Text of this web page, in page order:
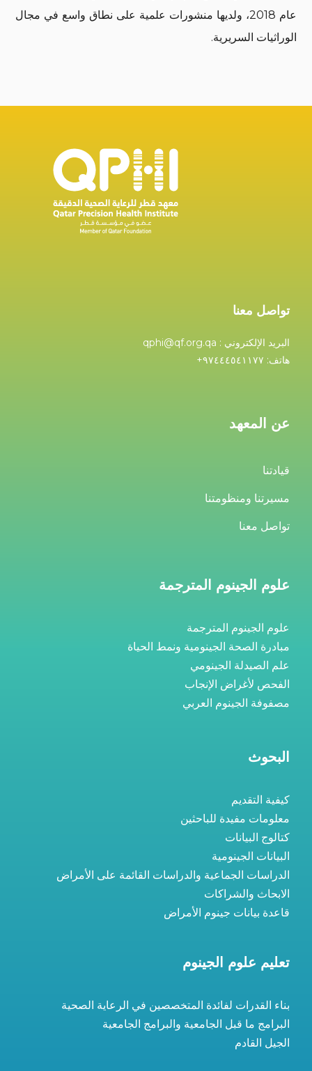
عام 2018، ولديها منشورات علمية على نطاق واسع في مجال
الوراثيات السريرية.
تواصل معنا
البريد الإلكتروني : qphi@qf.org.qa
هاتف: ۹۷٤٤٤٥٤۱۱۷۷+
عن المعهد
قيادتنا
مسيرتنا ومنظومتنا
تواصل معنا
علوم الجينوم المترجمة
علوم الجينوم المترجمة
مبادرة الصحة الجينومية ونمط الحياة
علم الصيدلة الجينومي
الفحص لأغراض الإنجاب
مصفوفة الجينوم العربي
البحوث
كيفية التقديم
معلومات مفيدة للباحثين
كتالوج البيانات
البيانات الجينومية
الدراسات الجماعية والدراسات القائمة على الأمراض
الابحاث والشراكات
قاعدة بيانات جينوم الأمراض
تعليم علوم الجينوم
بناء القدرات لفائدة المتخصصين في الرعاية الصحية
البرامج ما قبل الجامعية والبرامج الجامعية
الجيل القادم